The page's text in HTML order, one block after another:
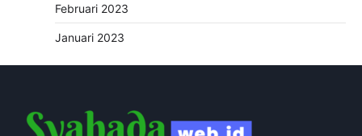
Februari 2023
Januari 2023